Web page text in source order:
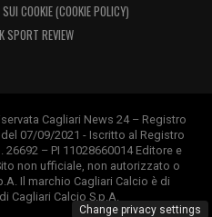
le soluzioni da
soprattutto se
chiara: il
Romanoe
nelle gerarchie,
COOKIE (COOKIE POLICY)
SPORT REVIEW
Cagliari News 24 – Registro
07/09/2021 - Iscritto al Registro
– PI 11028660014 Editore e
non ufficiale, non autorizzato o
Il marchio Cagliari Calcio è di
Cagliari Calcio S.p.A.
Change privacy settings